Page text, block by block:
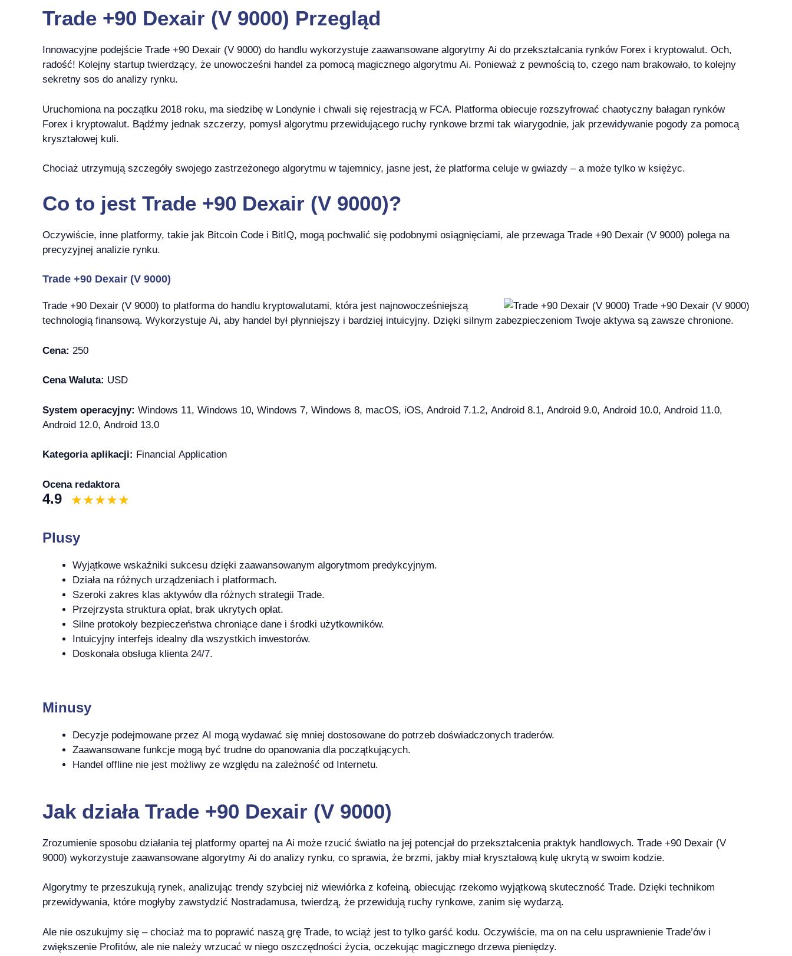
Trade +90 Dexair (V 9000) Przegląd
Innowacyjne podejście Trade +90 Dexair (V 9000) do handlu wykorzystuje zaawansowane algorytmy Ai do przekształcania rynków Forex i kryptowalut. Och,
radość! Kolejny startup twierdzący, że unowocześni handel za pomocą magicznego algorytmu Ai. Ponieważ z pewnością to, czego nam brakowało, to kolejny
sekretny sos do analizy rynku.
Uruchomiona na początku 2018 roku, ma siedzibę w Londynie i chwali się rejestracją w FCA. Platforma obiecuje rozszyfrować chaotyczny bałagan rynków
Forex i kryptowalut. Bądźmy jednak szczerzy, pomysł algorytmu przewidującego ruchy rynkowe brzmi tak wiarygodnie, jak przewidywanie pogody za pomocą
kryształowej kuli.
Chociaż utrzymują szczegóły swojego zastrzeżonego algorytmu w tajemnicy, jasne jest, że platforma celuje w gwiazdy – a może tylko w księżyc.
Co to jest Trade +90 Dexair (V 9000)?
Oczywiście, inne platformy, takie jak Bitcoin Code i BitIQ, mogą pochwalić się podobnymi osiągnięciami, ale przewaga Trade +90 Dexair (V 9000) polega na
precyzyjnej analizie rynku.
Trade +90 Dexair (V 9000)
Trade +90 Dexair (V 9000) to platforma do handlu kryptowalutami, która jest najnowocześniejszą
technologią finansową. Wykorzystuje Ai, aby handel był płynniejszy i bardziej intuicyjny. Dzięki silnym zabezpieczeniom Twoje aktywa są zawsze chronione.
Cena: 250
Cena Waluta: USD
System operacyjny: Windows 11, Windows 10, Windows 7, Windows 8, macOS, iOS, Android 7.1.2, Android 8.1, Android 9.0, Android 10.0, Android 11.0,
Android 12.0, Android 13.0
Kategoria aplikacji: Financial Application
Ocena redaktora
4.9
Plusy
Wyjątkowe wskaźniki sukcesu dzięki zaawansowanym algorytmom predykcyjnym.
Działa na różnych urządzeniach i platformach.
Szeroki zakres klas aktywów dla różnych strategii Trade.
Przejrzysta struktura opłat, brak ukrytych opłat.
Silne protokoły bezpieczeństwa chroniące dane i środki użytkowników.
Intuicyjny interfejs idealny dla wszystkich inwestorów.
Doskonała obsługa klienta 24/7.
Minusy
Decyzje podejmowane przez AI mogą wydawać się mniej dostosowane do potrzeb doświadczonych traderów.
Zaawansowane funkcje mogą być trudne do opanowania dla początkujących.
Handel offline nie jest możliwy ze względu na zależność od Internetu.
Jak działa Trade +90 Dexair (V 9000)
Zrozumienie sposobu działania tej platformy opartej na Ai może rzucić światło na jej potencjał do przekształcenia praktyk handlowych. Trade +90 Dexair (V
9000) wykorzystuje zaawansowane algorytmy Ai do analizy rynku, co sprawia, że brzmi, jakby miał kryształową kulę ukrytą w swoim kodzie.
Algorytmy te przeszukują rynek, analizując trendy szybciej niż wiewiórka z kofeiną, obiecując rzekomo wyjątkową skuteczność Trade. Dzięki technikom
przewidywania, które mogłyby zawstydzić Nostradamusa, twierdzą, że przewidują ruchy rynkowe, zanim się wydarzą.
Ale nie oszukujmy się – chociaż ma to poprawić naszą grę Trade, to wciąż jest to tylko garść kodu. Oczywiście, ma on na celu usprawnienie Trade’ów i
zwiększenie Profitów, ale nie należy wrzucać w niego oszczędności życia, oczekując magicznego drzewa pieniędzy.